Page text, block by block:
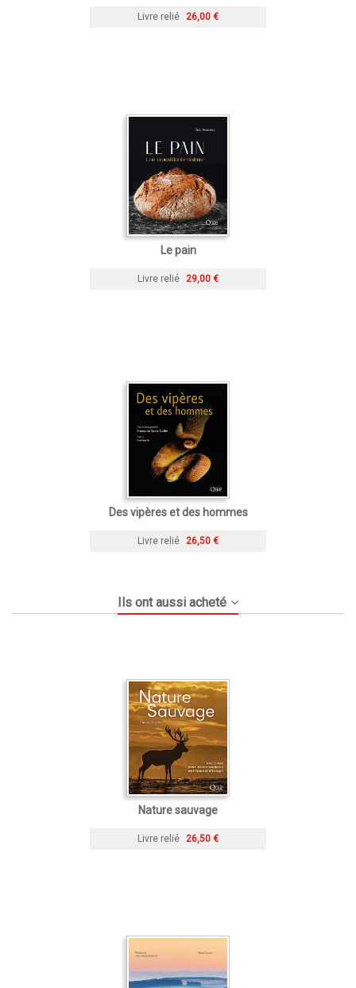
Livre relié 26,00 €
Le pain
Livre relié 29,00 €
Des vipères et des hommes
Livre relié 26,50 €
Ils ont aussi acheté
Nature sauvage
Livre relié 26,50 €